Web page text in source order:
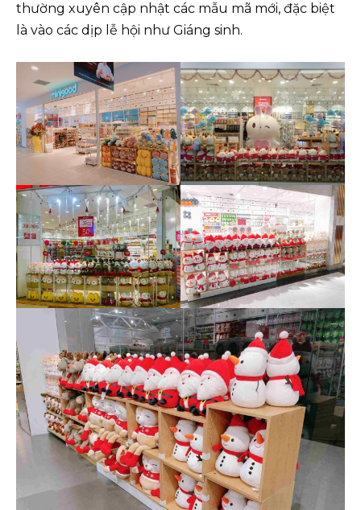
thường xuyên cập nhật các mẫu mã mới, đặc biệt
là vào các dịp lễ hội như Giáng sinh.